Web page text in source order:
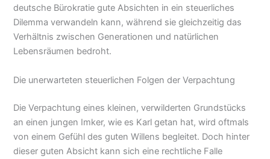
deutsche Bürokratie gute Absichten in ein steuerliches
Dilemma verwandeln kann, während sie gleichzeitig das
Verhältnis zwischen Generationen und natürlichen
Lebensräumen bedroht.
Die unerwarteten steuerlichen Folgen der Verpachtung
Die Verpachtung eines kleinen, verwilderten Grundstücks
an einen jungen Imker, wie es Karl getan hat, wird oftmals
von einem Gefühl des guten Willens begleitet. Doch hinter
dieser guten Absicht kann sich eine rechtliche Falle